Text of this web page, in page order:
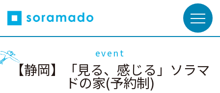
event
【静岡】「見る、感じる」ソラマ
ドの家(予約制)